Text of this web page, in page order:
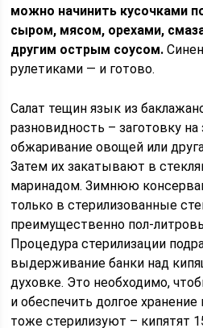
можно начинить кусочками
сыром, мясом, орехами,
другим острым соусом.
рулетиками — и готово.
Салат тещин язык из
разновидность – заготовку
обжаривание овощей или
Затем их закатывают в
маринадом. Зимнюю
только в стерилизованные
преимущественно пол-
Процедура стерилизации
выдерживание банки над
духовке. Это необходимо,
и обеспечить долгое
тоже стерилизуют – кипятят